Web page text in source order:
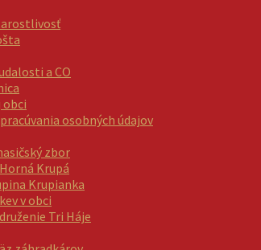
a CO
obci
osobných údajov
zbor
Krupá
Krupianka
v obci
Tri Háje